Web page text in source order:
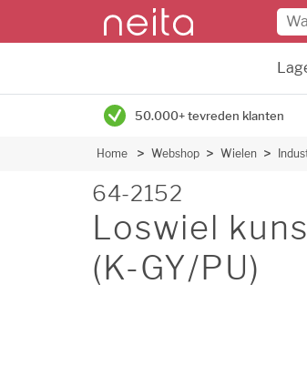
50.000+ tevreden klanten
Home Webshop Wielen
64-2152
Loswiel
(K-GY/PU)